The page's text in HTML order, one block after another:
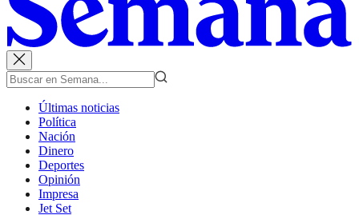
Últimas noticias
Política
Nación
Dinero
Deportes
Opinión
Impresa
Jet Set